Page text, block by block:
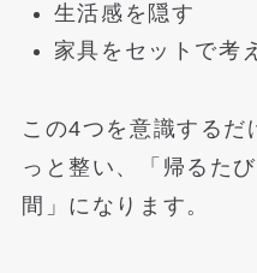
生活感を隠す
家具をセットで考
この4つを意識するだ
っと整い、「帰るた
間」になります。